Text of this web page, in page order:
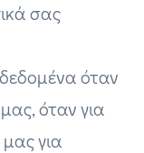
σας
όταν
όταν για
για